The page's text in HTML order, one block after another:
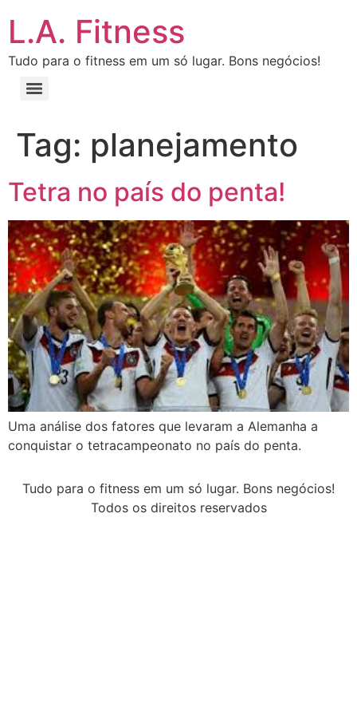
L.A. Fitness
Tudo para o fitness em um só lugar. Bons negócios!
Tag: planejamento
Tetra no país do penta!
Uma análise dos fatores que levaram a Alemanha a
conquistar o tetracampeonato no país do penta.
Tudo para o fitness em um só lugar. Bons negócios!
Todos os direitos reservados